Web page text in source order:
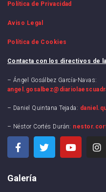
Política de Privacidad
Aviso Legal
Política de Cookies
Contacta con los directivos de
– Ángel Gosálbez García-Navas:
– Daniel Quintana Tejada:
– Néstor Cortés Durán:
Galería